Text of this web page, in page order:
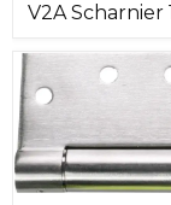
V2A Scharnier